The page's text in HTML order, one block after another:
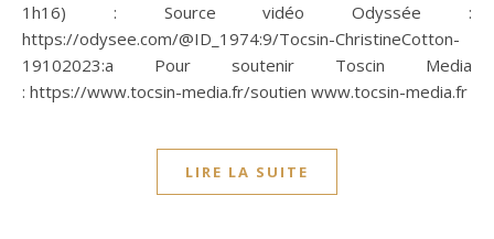
1h16) : Source vidéo Odyssée :
https://odysee.com/@ID_1974:9/Tocsin-ChristineCotton-
19102023:a Pour soutenir Toscin Media
: https://www.tocsin-media.fr/soutien www.tocsin-media.fr
LIRE LA SUITE